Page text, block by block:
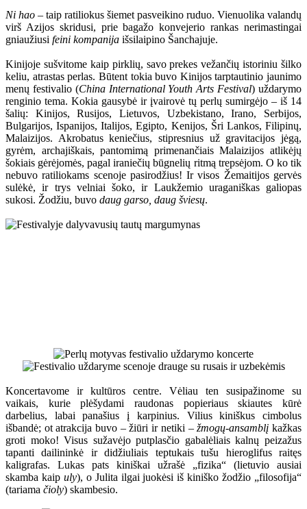
Ni hao – taip ratiliokus šiemet pasveikino ruduo. Vienuolika valandų
virš Azijos skridusi, prie bagažo konvejerio rankas nerimastingai
gniaužiusi feini kompanija išsilaipino Šanchajuje.
Kinijoje sušvitome kaip pirklių, savo prekes vežančių istoriniu šilko
keliu, atrastas perlas. Būtent tokia buvo Kinijos tarptautinio jaunimo
menų festivalio (China International Youth Arts Festival) uždarymo
renginio tema. Kokia gausybė ir įvairovė tų perlų sumirgėjo – iš 14
šalių: Kinijos, Rusijos, Lietuvos, Uzbekistano, Irano, Serbijos,
Bulgarijos, Ispanijos, Italijos, Egipto, Kenijos, Šri Lankos, Filipinų,
Malaizijos. Akrobatus keniečius, stipresnius už gravitacijos jėgą,
gyrėm, archajiškais, pantomimą primenančiais Malaizijos atlikėjų
šokiais gėrėjomės, pagal iraniečių būgnelių ritmą trepsėjom. O ko tik
nebuvo ratiliokams scenoje pasirodžius! Ir visos Žemaitijos gervės
sulėkė, ir trys velniai šoko, ir Laukžemio uraganiškas galiopas
sukosi. Žodžiu, buvo daug garso, daug šviesų.
Koncertavome ir kultūros centre. Vėliau ten susipažinome su
vaikais, kurie plėšydami raudonas popieriaus skiautes kūrė
darbelius, labai panašius į karpinius. Vilius kiniškus cimbolus
išbandė; ot atrakcija buvo – žiūri ir netiki –žmogų-ansamblįkažkas
groti moko! Visus sužavėjo putplasčio gabalėliais kalnų peizažus
tapanti dailininkė ir didžiuliais teptukais tušu hieroglifus raitęs
kaligrafas. Lukas pats kiniškai užrašė „fizika“ (lietuvio ausiai
skamba kaip uly), o Julita ilgai juokėsi iš kiniško žodžio „filosofija“
(tariama čioly) skambesio.